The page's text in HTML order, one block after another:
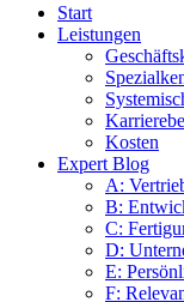
Start
Leistungen
Kosten
Expert Blog
A:
B:
C:
D:
E:
F: